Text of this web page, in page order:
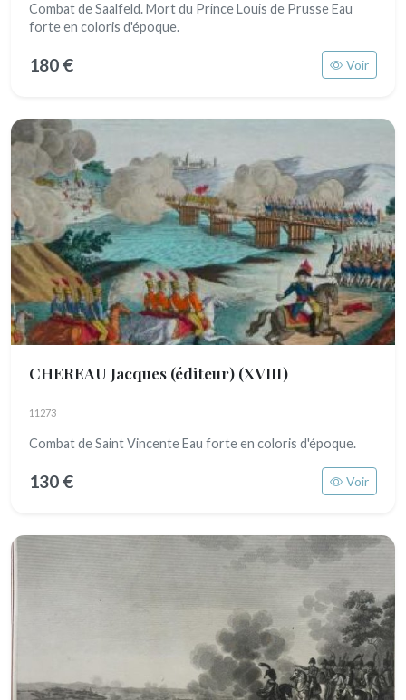
Combat de Saalfeld. Mort du Prince Louis de Prusse Eau
forte en coloris d'époque.
180 € Voir
CHEREAU Jacques (éditeur) (XVIII)
11273
Combat de Saint Vincente Eau forte en coloris d'époque.
130 € Voir